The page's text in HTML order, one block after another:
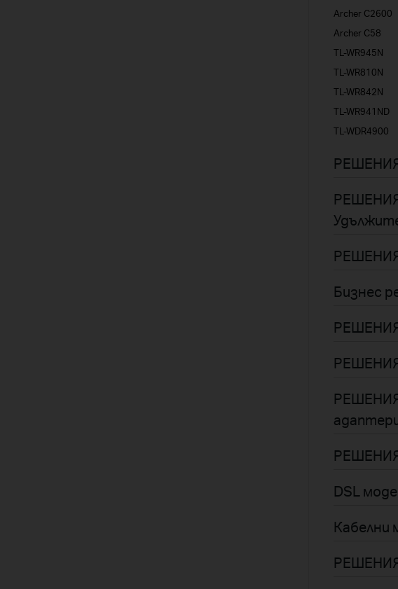
Archer C2600
Archer C58
TL-WR945N
TL-WR810N
TL-WR842N
TL-WR941ND
TL-WDR4900
РЕШЕНИЯ
Бизнес
DSL
Кабелни